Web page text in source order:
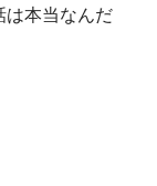
は本当なんだ